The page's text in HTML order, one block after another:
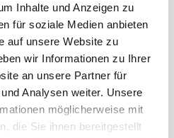
Inhalte und Anzeigen zu
für soziale Medien anbieten
auf unsere Website zu
wir Informationen zu Ihrer
an unsere Partner für
Analysen weiter. Unsere
möglicherweise mit
die Sie ihnen bereitgestellt
2024